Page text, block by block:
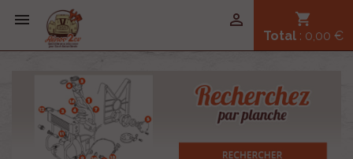
 shopping_cart
Total : 0,00 €
